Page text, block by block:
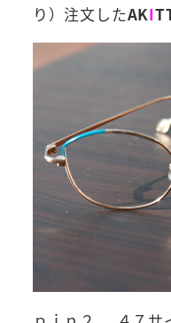
り）注文したAKI